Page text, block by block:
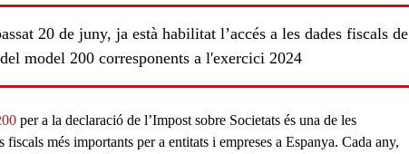
20 de juny, ja està habilitat l’accés a les dades fiscals de
model 200 corresponents a l'exercici 2024
per a la declaració de l’Impost sobre Societatsés una de les
fiscalsmés importants per a entitats i empreses a Espanya. Cada any,